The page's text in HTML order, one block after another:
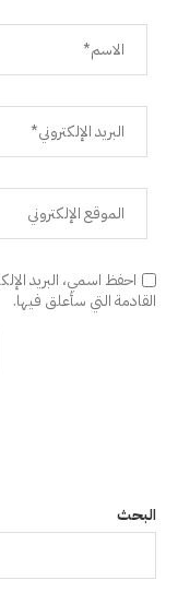
احفظ اسمي، البريد
القادمة التي سأعلق فيها.
البحث